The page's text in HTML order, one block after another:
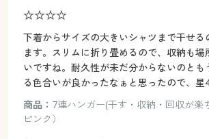
☆☆☆☆
下着からサイズの大きいシャツまで干せる
ます。スリムに折り畳めるので、収納も場
いですね。耐久性が未だ分からないのとも
る色合いが良かったなぁと思ったので、星4
商品： 7連ハンガー(干す・収納・回収が楽
ピンク）